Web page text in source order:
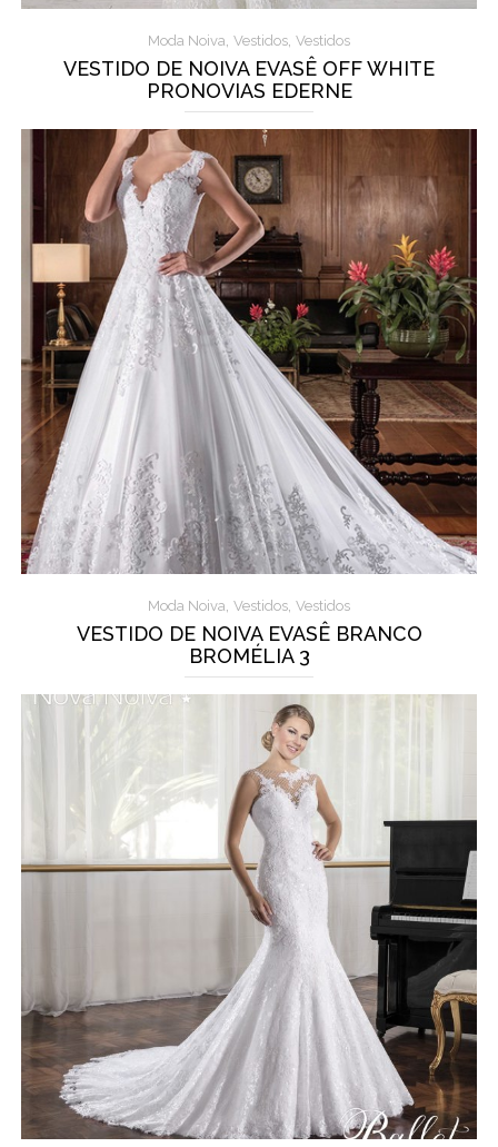
Moda Noiva, Vestidos, Vestidos
VESTIDO DE NOIVA EVASÊ OFF WHITE
PRONOVIAS EDERNE
Moda Noiva, Vestidos, Vestidos
VESTIDO DE NOIVA EVASÊ BRANCO
BROMÉLIA 3